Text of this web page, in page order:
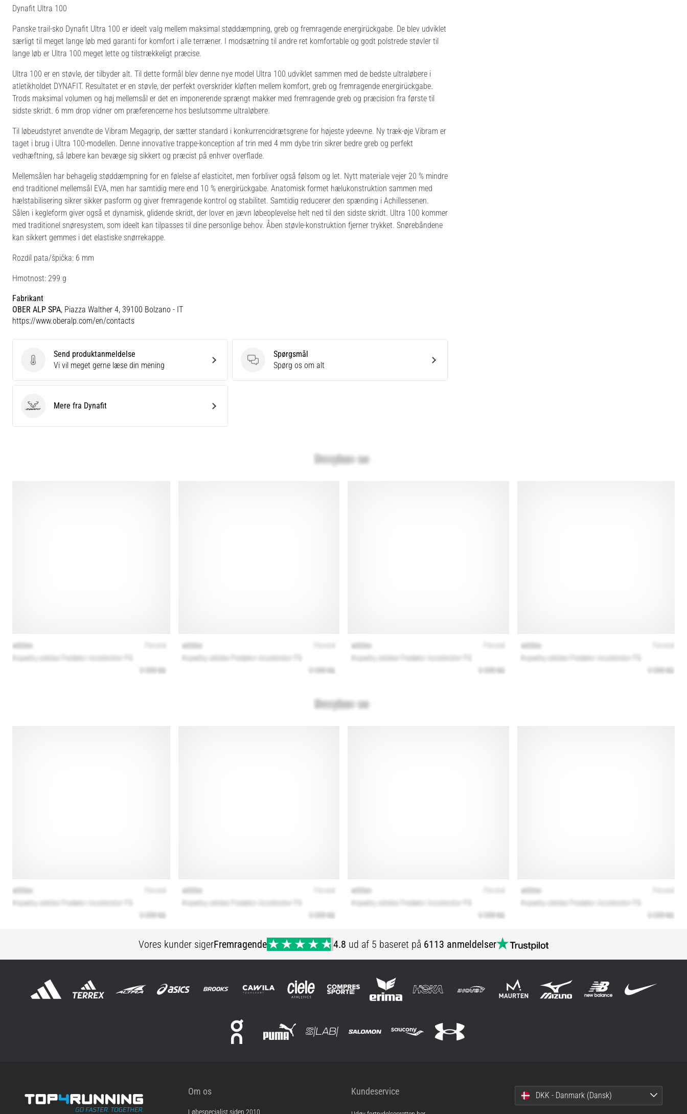
Dynafit Ultra 100
Panske trail-sko Dynafit Ultra 100 er ideelt valg mellem maksimal støddæmpning, greb og fremragende energirückgabe. De blev udviklet
særligt til meget lange løb med garanti for komfort i alle terræner. I modsætning til andre ret komfortable og godt polstrede støvler til
lange løb er Ultra 100 meget lette og tilstrækkeligt præcise.
Ultra 100 er en støvle, der tilbyder alt. Til dette formål blev denne nye model Ultra 100 udviklet sammen med de bedste ultraløbere i
atletikholdet DYNAFIT. Resultatet er en støvle, der perfekt overskrider kløften mellem komfort, greb og fremragende energirückgabe.
Trods maksimal volumen og høj mellemsål er det en imponerende sprængt makker med fremragende greb og præcision fra første til
sidste skridt. 6 mm drop vidner om præferencerne hos beslutsomme ultraløbere.
Til løbeudstyret anvendte de Vibram Megagrip, der sætter standard i konkurrencidrætsgrene for højeste ydeevne. Ny træk-øje Vibram er
taget i brug i Ultra 100-modellen. Denne innovative trappe-koncep­tion af trin med 4 mm dybe trin sikrer bedre greb og perfekt
vedhæftning, så løbere kan bevæge sig sikkert og præcist på enhver overflade.
Mellemsålen har behagelig støddæmpning for en følelse af elasticitet, men forbliver også følsom og let. Nytt materiale vejer 20 % mindre
end traditionel mellemsål EVA, men har samtidig mere end 10 % energirückgabe. Anatomisk formet hælukonstruktion sammen med
hælstabilisering sikrer sikker pasform og giver fremragende kontrol og stabilitet. Samtidig reducerer den spænding i Achillessenen.
Sålen i kegleform giver også et dynamisk, glidende skridt, der lover en jævn løbeoplevelse helt ned til den sidste skridt. Ultra 100 kommer
med traditionel snøresystem, som ideelt kan tilpasses til dine personlige behov. Åben støvle-konstruktion fjerner trykket. Snørebåndene
kan sikkert gemmes i det elastiske snørrekappe.
Rozdíl pata/špička: 6 mm
Hmotnost: 299 g
Fabrikant
OBER ALP SPA, Piazza Walther 4, 39100 Bolzano - IT
https://www.oberalp.com/en/contacts
Send produktanmeldelse
Send produktanmeldelse
Vi vil meget gerne læse din mening
Spørgsmål
Spørgsmål
Spørg os om alt
DynafitMere fra Dynafit
Vores kunder sigerFremragende 4.8 ud af 5 baseret på 6113 anmeldelser
Om os
Løbespecialist siden 2010
Kundeservice DKK - Danmark (Dansk)